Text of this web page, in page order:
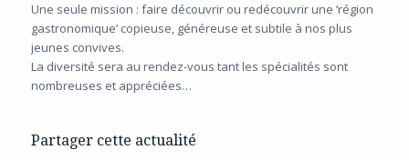
Une seule mission : faire découvrir ou redécouvrir une ‘région
gastronomique’ copieuse, généreuse et subtile à nos plus
jeunes convives.
La diversité sera au rendez-vous tant les spécialités sont
nombreuses et appréciées…
Partager cette actualité